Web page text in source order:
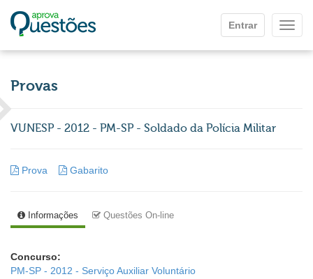
Entrar
Provas
VUNESP - 2012 - PM-SP - Soldado da Polícia Militar
Prova Gabarito
Informações Questões On-line
Concurso:
PM-SP - 2012 - Serviço Auxiliar Voluntário